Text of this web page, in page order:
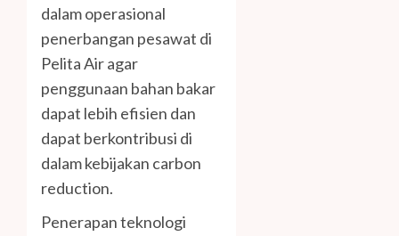
dalam operasional
penerbangan pesawat di
Pelita Air agar
penggunaan bahan bakar
dapat lebih efisien dan
dapat berkontribusi di
dalam kebijakan carbon
reduction.
Penerapan teknologi